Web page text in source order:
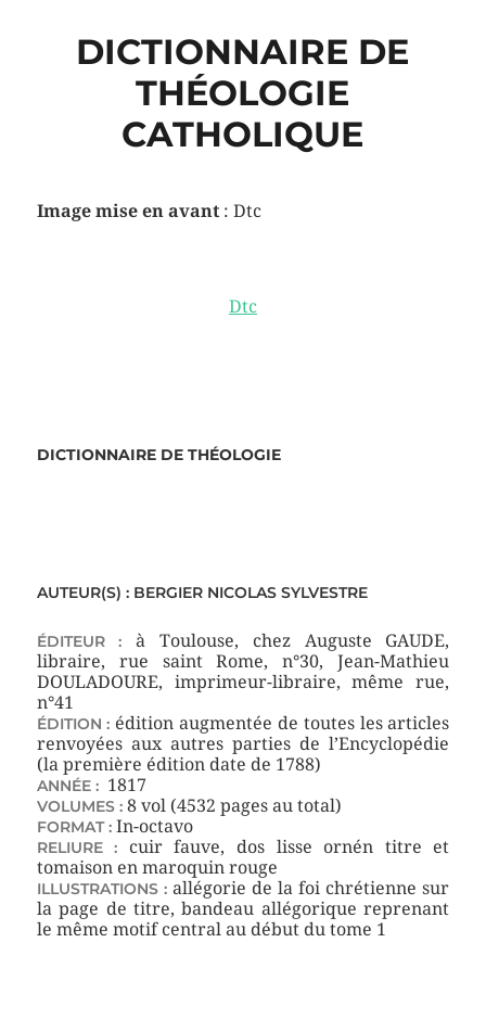
DICTIONNAIRE DE
THÉOLOGIE
CATHOLIQUE
Image mise en avant: Dtc
Dtc
DICTIONNAIRE DE THÉOLOGIE
AUTEUR(S) :BERGIER NICOLAS SYLVESTRE
ÉDITEUR : à Toulouse, chez Auguste GAUDE,
libraire, rue saint Rome, n°30, Jean-Mathieu
DOULADOURE, imprimeur-libraire, même rue,
n°41
ÉDITION : édition augmentée de toutes les articles
renvoyées aux autres parties de l’Encyclopédie
(la première édition date de 1788)
ANNÉE :1817
VOLUMES :8 vol (4532 pages au total)
FORMAT :In-octavo
RELIURE : cuir fauve, dos lisse ornén titre et
tomaison en maroquin rouge
ILLUSTRATIONS :allégorie de la foi chrétienne sur
la page de titre, bandeau allégorique reprenant
le même motif central au début du tome 1